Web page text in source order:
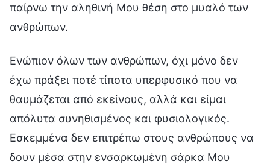
παίρνω την αληθινή Μου θέση στο μυαλό των
ανθρώπων.
Ενώπιον όλων των ανθρώπων, όχι μόνο δεν
έχω πράξει ποτέ τίποτα υπερφυσικό που να
θαυμάζεται από εκείνους, αλλά και είμαι
απόλυτα συνηθισμένος και φυσιολογικός.
Εσκεμμένα δεν επιτρέπω στους ανθρώπους να
δουν μέσα στην ενσαρκωμένη σάρκα Μου